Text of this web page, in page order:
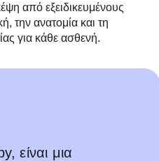
από εξειδικευμένους
την ανατομία και τη
για κάθε ασθενή.
είναι μια